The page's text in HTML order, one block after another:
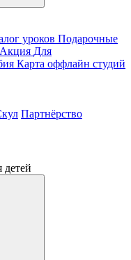
уроков Подарочные
Акция Для
Карта оффлайн студий
Партнёрство
детей